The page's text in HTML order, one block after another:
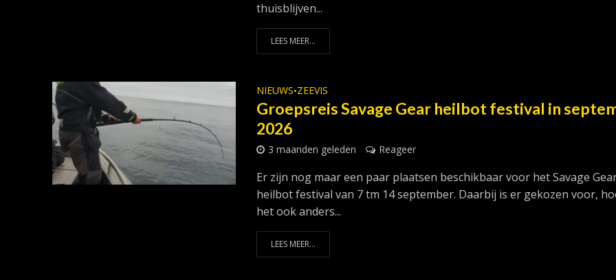
thuisblijven...
LEES MEER...
NIEUWS•ZEEVIS
Groepsreis Savage Gear heilbot festival in
2026
3 maanden geleden Reageer
Er zijn nog maar een paar plaatsen beschikbaar voor het Savage
heilbot festival van 7 tm 14 september. Daarbij is er gekozen voor,
het ook anders...
LEES MEER...